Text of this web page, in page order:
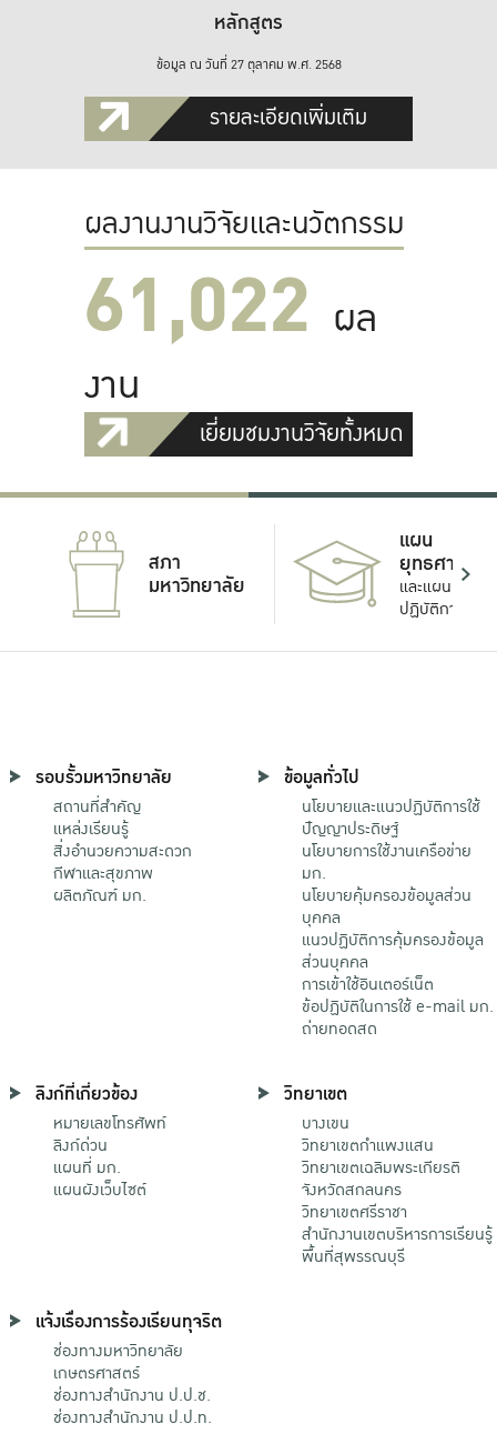
หลักสูตร
ข้อมูล ณ วันที่ 27 ตุลาคม พ.ศ. 2568
รายละเอียดเพิ่มเติม
ผลงานงานวิจัยและนวัตกรรม
61,022 ผล
งาน
เยี่ยมชมงานวิจัยทั้งหมด
สภา
มหาวิทยาลัย
แผน
ยุทธศาสตร์
และแผน
ปฏิบัติการ
รอบรั้วมหาวิทยาลัย
สถานที่สำคัญ
แหล่งเรียนรู้
สิ่งอำนวยความสะดวก
กีฬาและสุขภาพ
ผลิตภัณฑ์ มก.
ข้อมูลทั่วไป
นโยบายและแนวปฏิบัติการใช้
ปัญญาประดิษฐ์
นโยบายการใช้งานเครือข่าย
มก.
นโยบายคุ้มครองข้อมูลส่วน
บุคคล
แนวปฏิบัติการคุ้มครองข้อมูล
ส่วนบุคคล
การเข้าใช้อินเตอร์เน็ต
ข้อปฏิบัติในการใช้ e-mail มก.
ถ่ายทอดสด
ลิงก์ที่เกี่ยวข้อง
หมายเลขโทรศัพท์
ลิงก์ด่วน
แผนที่ มก.
แผนผังเว็บไซต์
วิทยาเขต
บางเขน
วิทยาเขตกําแพงแสน
วิทยาเขตเฉลิมพระเกียรติ
จังหวัดสกลนคร
วิทยาเขตศรีราชา
สำนักงานเขตบริหารการเรียนรู้
พื้นที่สุพรรณบุรี
แจ้งเรื่องการร้องเรียนทุจริต
ช่องทางมหาวิทยาลัย
เกษตรศาสตร์
ช่องทางสำนักงาน ป.ป.ช.
ช่องทางสำนักงาน ป.ป.ท.